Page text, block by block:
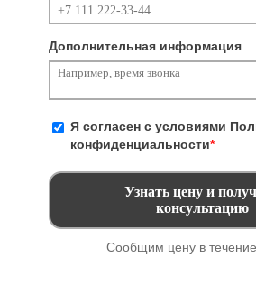
Дополнительная информация
Я согласен с условиями
конфиденциальности*
Сообщим цену в